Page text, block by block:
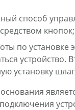
способ
по установке
установку